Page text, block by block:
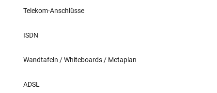
Telekom-Anschlüsse
ISDN
Wandtafeln / Whiteboards / Metaplan
ADSL